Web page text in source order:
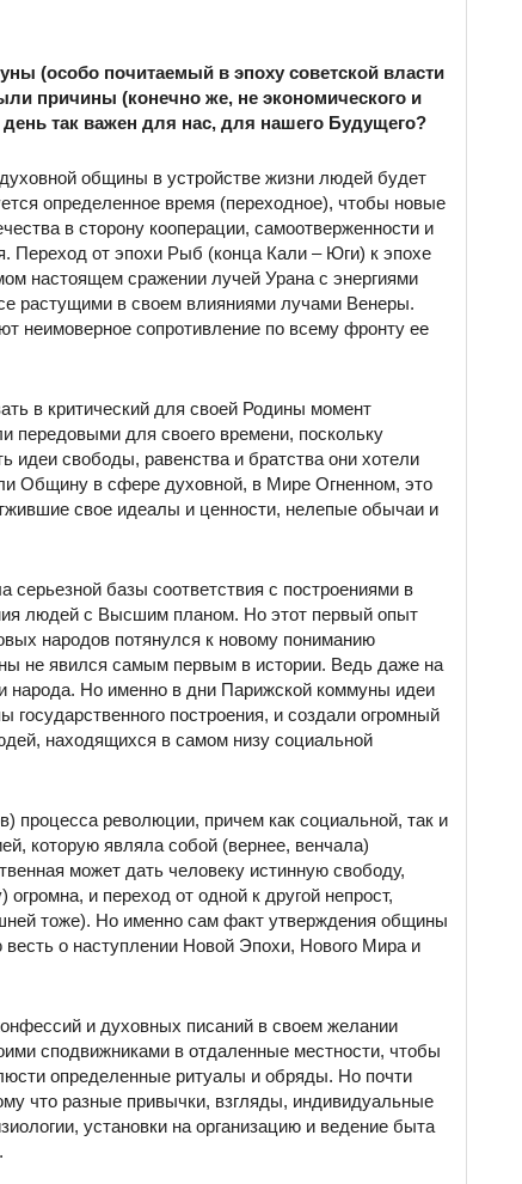
(особо почитаемый в эпоху советской власти
причины (конечно же, не экономического и
так важен для нас, для нашего Будущего?
общины в устройстве жизни людей будет
определенное время (переходное), чтобы новые
в сторону кооперации, самоотверженности и
Переход от эпохи Рыб (конца Кали – Юги) к эпохе
настоящем сражении лучей Урана с энергиями
растущими в своем влияниями лучами Венеры.
неимоверное сопротивление по всему фронту ее
в критический для своей Родины момент
передовыми для своего времени, поскольку
идеи свободы, равенства и братства они хотели
Общину в сфере духовной, в Мире Огненном, это
свое идеалы и ценности, нелепые обычаи и
базы соответствия с построениями в
людей с Высшим планом. Но этот первый опыт
народов потянулся к новому пониманию
не явился самым первым в истории. Ведь даже на
народа. Но именно в дни Парижской коммуны идеи
построения, и создали огромный
находящихся в самом низу социальной
процесса революции, причем как социальной, так и
которую являла собой (вернее, венчала)
может дать человеку истинную свободу,
и переход от одной к другой непрост,
тоже). Но именно сам факт утверждения общины
о наступлении Новой Эпохи, Нового Мира и
и духовных писаний в своем желании
сподвижниками в отдаленные местности, чтобы
определенные ритуалы и обряды. Но почти
что разные привычки, взгляды, индивидуальные
установки на организацию и ведение быта